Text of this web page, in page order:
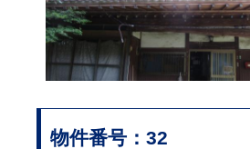
物件番号：32